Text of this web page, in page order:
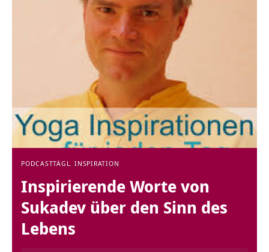
PODCASTTÄGL. INSPIRATION
Inspirierende Worte von
Sukadev über den Sinn des
Lebens